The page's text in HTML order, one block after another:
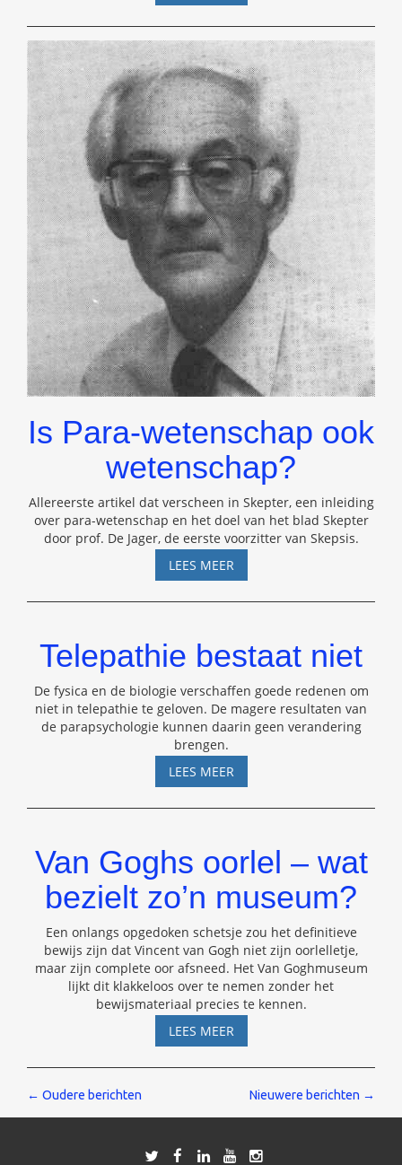
MARS-
EFFECT
VAN
GAUQUELIN
Is Para-wetenschap ook
wetenschap?
Allereerste artikel dat verscheen in Skepter, een inleiding
over para-wetenschap en het doel van het blad Skepter
door prof. De Jager, de eerste voorzitter van Skepsis.
LEES MEERIS
PARA-
WETENSCHAP
Telepathie bestaat niet
De fysica en de biologie verschaffen goede redenen om
niet in telepathie te geloven. De magere resultaten van
de parapsychologie kunnen daarin geen verandering
brengen.
LEES MEERTELEPATHIE
BESTAAT
NIET
Van Goghs oorlel – wat
bezielt zo’n museum?
Een onlangs opgedoken schetsje zou het definitieve
bewijs zijn dat Vincent van Gogh niet zijn oorlelletje,
maar zijn complete oor afsneed. Het Van Goghmuseum
lijkt dit klakkeloos over te nemen zonder het
bewijsmateriaal precies te kennen.
LEES MEERVAN
GOGHS
OORLEL
WAT
BEZIELT
MUSEUM?
Berichten
← Oudere berichten Nieuwere berichten →